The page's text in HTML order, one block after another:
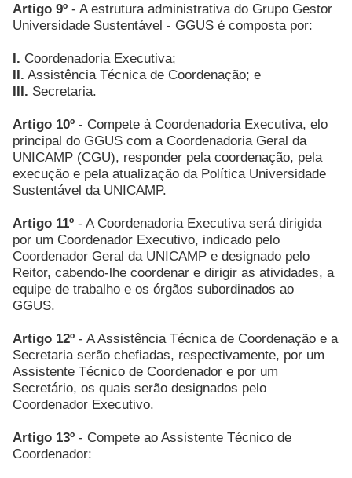
Artigo 9º - A estrutura administrativa do Grupo Gestor
Universidade Sustentável - GGUS é composta por:
I. Coordenadoria Executiva;
II. Assistência Técnica de Coordenação; e
III. Secretaria.
Artigo 10º - Compete à Coordenadoria Executiva, elo
principal do GGUS com a Coordenadoria Geral da
UNICAMP (CGU), responder pela coordenação, pela
execução e pela atualização da Política Universidade
Sustentável da UNICAMP.
Artigo 11º - A Coordenadoria Executiva será dirigida
por um Coordenador Executivo, indicado pelo
Coordenador Geral da UNICAMP e designado pelo
Reitor, cabendo-lhe coordenar e dirigir as atividades, a
equipe de trabalho e os órgãos subordinados ao
GGUS.
Artigo 12º - A Assistência Técnica de Coordenação e a
Secretaria serão chefiadas, respectivamente, por um
Assistente Técnico de Coordenador e por um
Secretário, os quais serão designados pelo
Coordenador Executivo.
Artigo 13º - Compete ao Assistente Técnico de
Coordenador: